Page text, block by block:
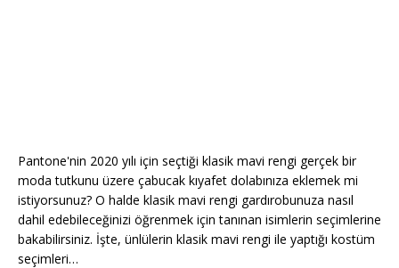
Pantone'nin 2020 yılı için seçtiği klasik mavi rengi gerçek bir
moda tutkunu üzere çabucak kıyafet dolabınıza eklemek mi
istiyorsunuz? O halde klasik mavi rengi gardırobunuza nasıl
dahil edebileceğinizi öğrenmek için tanınan isimlerin seçimlerine
bakabilirsiniz. İşte, ünlülerin klasik mavi rengi ile yaptığı kostüm
seçimleri…